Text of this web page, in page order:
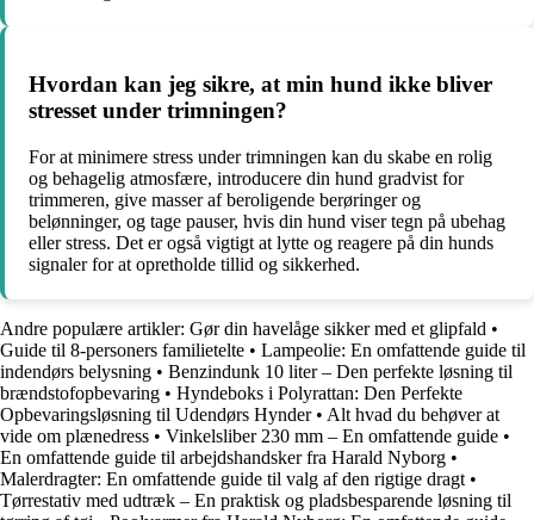
Hvordan kan jeg sikre, at min hund ikke bliver
stresset under trimningen?
For at minimere stress under trimningen kan du skabe en rolig
og behagelig atmosfære, introducere din hund gradvist for
trimmeren, give masser af beroligende berøringer og
belønninger, og tage pauser, hvis din hund viser tegn på ubehag
eller stress. Det er også vigtigt at lytte og reagere på din hunds
signaler for at opretholde tillid og sikkerhed.
Andre populære artikler: Gør din havelåge sikker med et glipfald •
Guide til 8-personers familietelte • Lampeolie: En omfattende guide til
indendørs belysning • Benzindunk 10 liter – Den perfekte løsning til
brændstofopbevaring • Hyndeboks i Polyrattan: Den Perfekte
Opbevaringsløsning til Udendørs Hynder• Alt hvad du behøver at
vide om plænedress • Vinkelsliber 230 mm – En omfattende guide •
En omfattende guide til arbejdshandsker fra Harald Nyborg •
Malerdragter: En omfattende guide til valg af den rigtige dragt •
Tørrestativ med udtræk – En praktisk og pladsbesparende løsning til